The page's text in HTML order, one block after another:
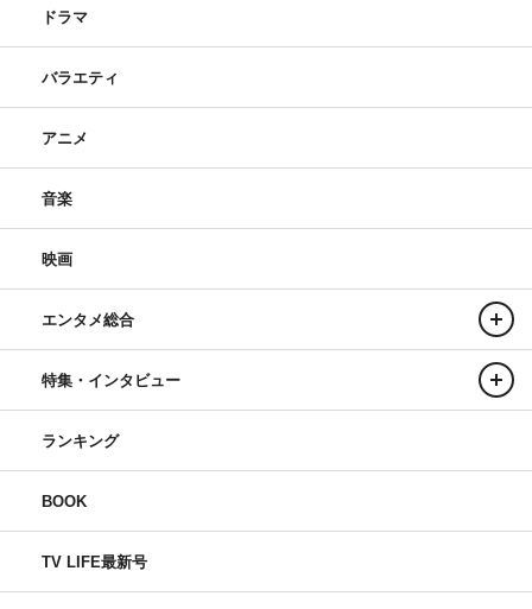
ドラマ
バラエティ
アニメ
音楽
映画
エンタメ総合
特集・インタビュー
ランキング
BOOK
TV LIFE最新号